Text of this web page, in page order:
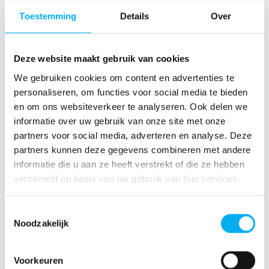
Toestemming Details Over
Deze website maakt gebruik van cookies
We gebruiken cookies om content en advertenties te
personaliseren, om functies voor social media te bieden
en om ons websiteverkeer te analyseren. Ook delen we
informatie over uw gebruik van onze site met onze
partners voor social media, adverteren en analyse. Deze
partners kunnen deze gegevens combineren met andere
informatie die u aan ze heeft verstrekt of die ze hebben
verzameld op basis van uw gebruik van hun services.
Noodzakelijk
Voorkeuren
KLJ-outfit? Zelfs voor specifieke noden, kom je met
kleine aanpassingen al een heel eind. Wist je
voor kinderen die halal willen eten? De
helpen je om zulke gesprek goed te voeren.
Bij vragen over specifieke onderwerpen kan je met
de 'KLJ voor iedereen'-thema'saan de slag? Je vindt
er meer info over thema's zoals het
autismespectrum, hoe om te gaan met relaties en
seksualiteit, wat je kan doen tegen armoede, en
meer.
uit de mouwen te steken. Je mag naar hartenlust